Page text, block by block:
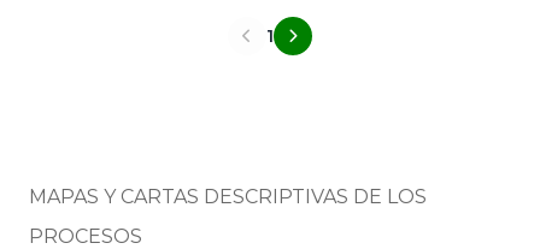
1
MAPAS Y CARTAS DESCRIPTIVAS DE LOS
PROCESOS